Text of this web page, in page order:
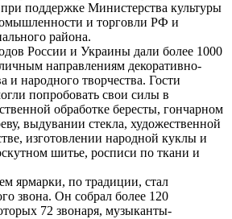
поддержке Министерства культуры
и торговли РФ и
района.
России и Украины дали более 1000
направлениям декоративно-
и народного творчества. Гости
попробовать свои силы в
обработке бересты, гончарном
выдувании стекла, художественной
изготовлении народной куклы и
шитье, росписи по ткани и
ярмарки, по традиции, стал
звона. Он собрал более 120
72 звонаря, музыканты-